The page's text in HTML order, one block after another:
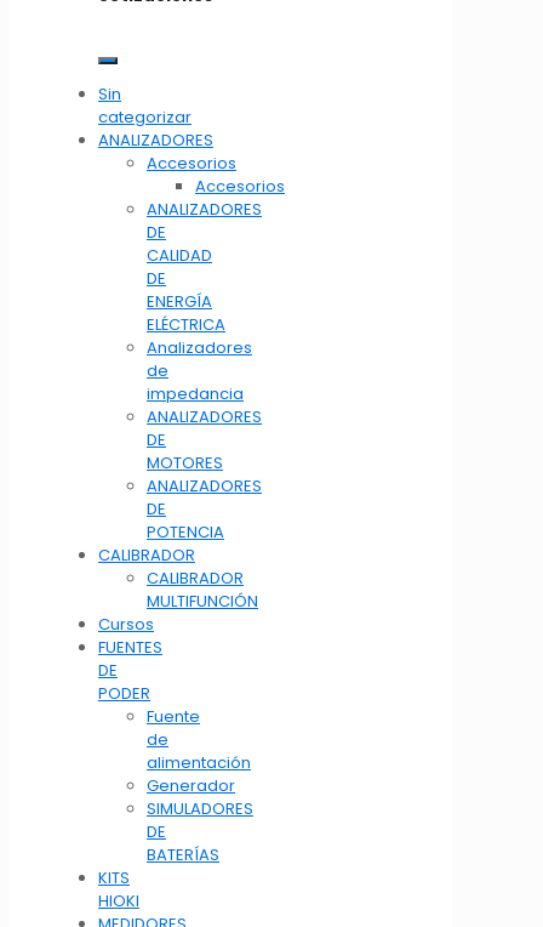
Sin
categorizar
ANALIZADORES
Accesorios
Accesorios
ANALIZADORES
DE
CALIDAD
DE
ENERGÍA
ELÉCTRICA
Analizadores
de
impedancia
ANALIZADORES
DE
MOTORES
ANALIZADORES
DE
POTENCIA
CALIBRADOR
CALIBRADOR
MULTIFUNCIÓN
Cursos
FUENTES
DE
PODER
Fuente
de
alimentación
Generador
SIMULADORES
DE
BATERÍAS
KITS
HIOKI